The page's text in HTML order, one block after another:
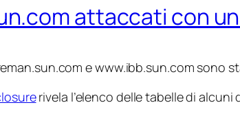
attaccati con
e www.ibb.sun.com sono
rivela l’elenco delle tabelle di